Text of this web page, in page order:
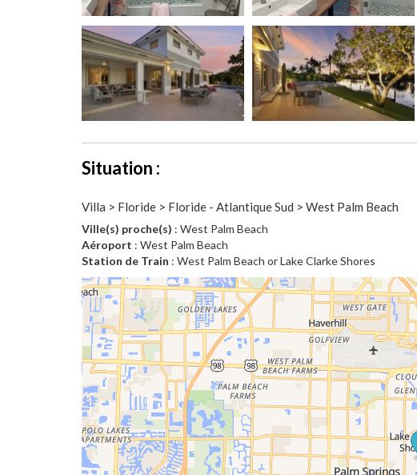
Situation :
Villa > Floride > Floride - Atlantique Sud > West Palm Beach
Ville(s) proche(s) : West Palm Beach
Aéroport : West Palm Beach
Station de Train : West Palm Beach or Lake Clarke Shores